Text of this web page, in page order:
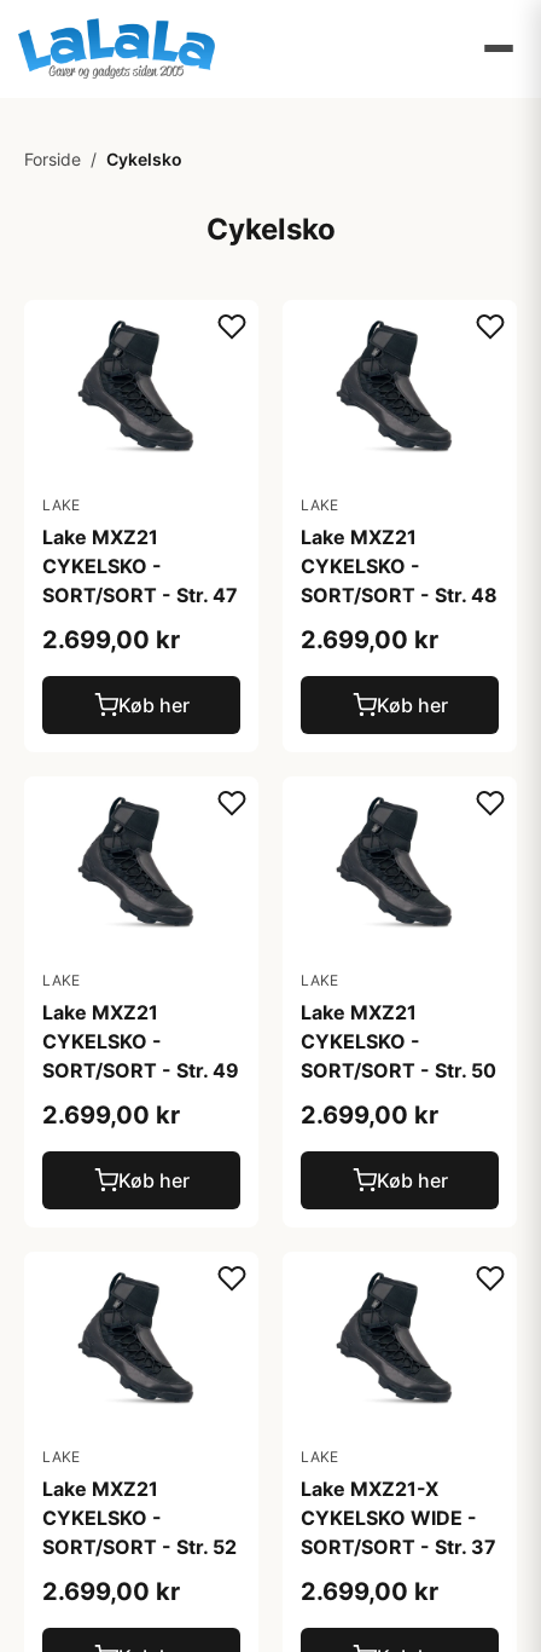
Forside / Cykelsko
Cykelsko
LAKE
Lake MXZ21
CYKELSKO -
SORT/SORT - Str. 47
2.699,00 kr
Køb her
LAKE
Lake MXZ21
CYKELSKO -
SORT/SORT - Str. 48
2.699,00 kr
Køb her
LAKE
Lake MXZ21
CYKELSKO -
SORT/SORT - Str. 49
2.699,00 kr
Køb her
LAKE
Lake MXZ21
CYKELSKO -
SORT/SORT - Str. 50
2.699,00 kr
Køb her
LAKE
Lake MXZ21
CYKELSKO -
SORT/SORT - Str. 52
2.699,00 kr
LAKE
Lake MXZ21-X
CYKELSKO WIDE -
SORT/SORT - Str. 37
2.699,00 kr